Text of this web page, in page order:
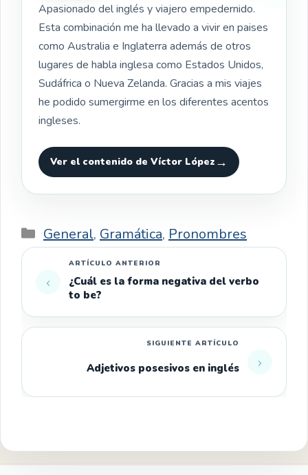
Apasionado del inglés y viajero empedernido.
Esta combinación me ha llevado a vivir en paises
como Australia e Inglaterra además de otros
lugares de habla inglesa como Estados Unidos,
Sudáfrica o Nueva Zelanda. Gracias a mis viajes
he podido sumergirme en los diferentes acentos
ingleses.
Ver el contenido de Víctor López
Categorías
General, Gramática, Pronombres
¿Cuál es la forma negativa del verbo
to be?
Adjetivos posesivos en inglés